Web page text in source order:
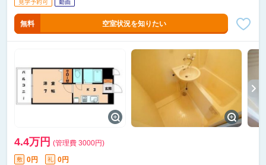
無料 空室状況を知りたい
4.4万円 (管理費 3000円)
敷 0円 礼
0円